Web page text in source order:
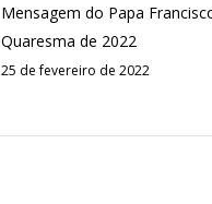
Mensagem do Papa
Quaresma de 2022
25 de fevereiro de 2022